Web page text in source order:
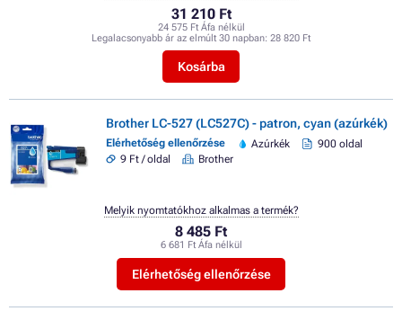
31 210 Ft
24 575 Ft Áfa nélkül
Legalacsonyabb ár az elmúlt 30 napban: 28 820 Ft
Kosárba
Brother LC-527 (LC527C) - patron, cyan (azúrkék)
Elérhetőség ellenőrzése Azúrkék
900 oldal
9 Ft / oldal
Brother
8 485 Ft
6 681 Ft Áfa nélkül
Elérhetőség ellenőrzése
Melyik nyomtatókhoz alkalmas a termék?